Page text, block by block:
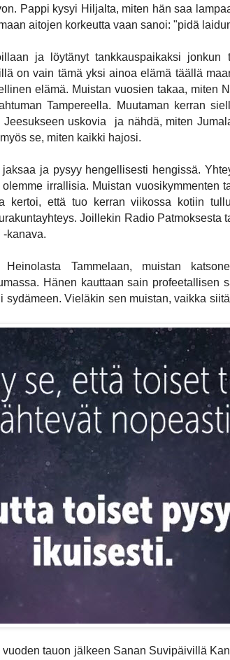
Pappi kysyi Hiljalta, miten hän saa
aitojen korkeutta vaan sanoi: "pidä
ja löytänyt tankkauspaikaksi jonkun
on vain tämä yksi ainoa elämä täällä
elämä. Muistan vuosien takaa, miten
Tampereella. Muutaman kerran
uskovia ja nähdä, miten
se, miten kaikki hajosi.
ja pysyy hengellisesti hengissä.
irrallisia. Muistan vuosikymmenten
kertoi, että tuo kerran viikossa kotiin
Joillekin Radio Patmoksesta
-kanava.
Tammelaan, muistan
Hänen kauttaan sain profeetallisen
sydämeen. Vieläkin sen muistan, vaikka
tauon jälkeen Sanan Suvipäivillä